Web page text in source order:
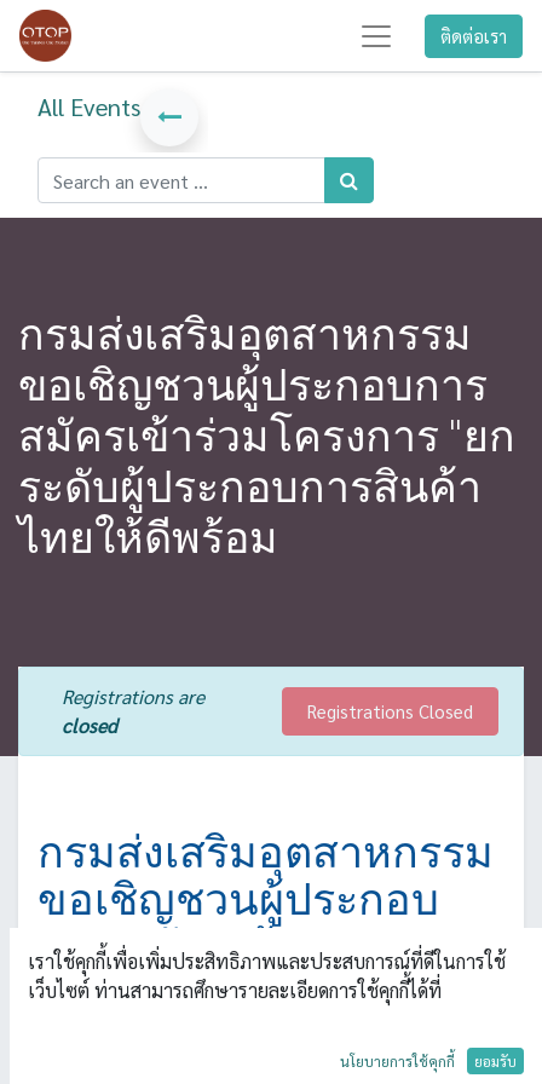
ติดต่อเรา
All Events
กรมส่งเสริมอุตสาหกรรม
ขอเชิญชวนผู้ประกอบการ
สมัครเข้าร่วมโครงการ "ยก
ระดับผู้ประกอบการสินค้า
ไทยให้ดีพร้อม
Registrations are
closed
Registrations Closed
กรมส่งเสริมอุตสาหกรรม
ขอเชิญชวนผู้ประกอบ
การ สมัครเข้าร่วม
โครงการ "ยกระดับผู้
ประกอบการสินค้าไทยให้
เราใช้คุกกี้เพื่อเพิ่มประสิทธิภาพและประสบการณ์ที่ดีในการใช้
เว็บไซต์ ท่านสามารถศึกษารายละเอียดการใช้คุกกี้ได้ที่
นโยบายการใช้คุกกี้ ยอมรับ